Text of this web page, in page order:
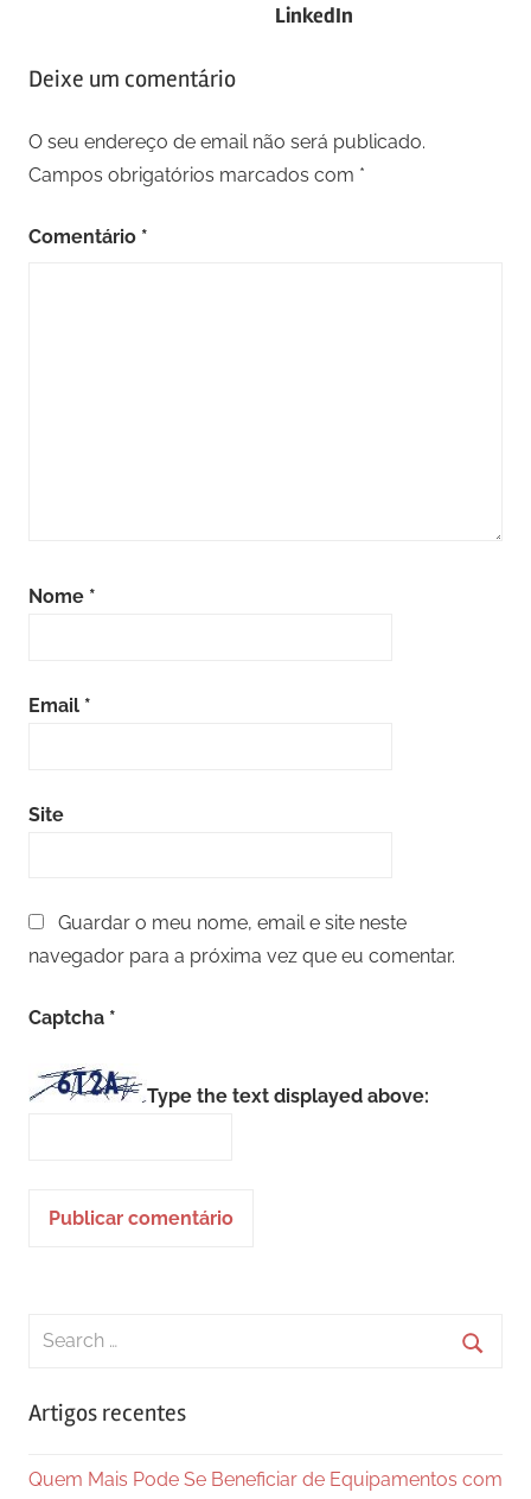
LinkedIn
Deixe um comentário
O seu endereço de email não será publicado.
Campos obrigatórios marcados com *
Comentário *
Nome *
Email *
Site
Guardar o meu nome, email e site neste
navegador para a próxima vez que eu comentar.
Captcha *
Type the text displayed above:
Search
Artigos recentes
Quem Mais Pode Se Beneficiar de Equipamentos com